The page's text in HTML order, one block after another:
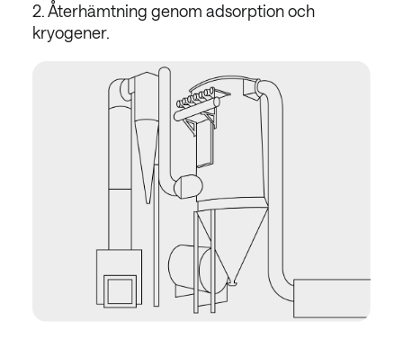
2. Återhämtning genom adsorption och
kryogener.